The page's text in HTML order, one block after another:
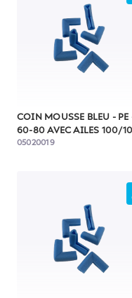
COIN MOUSSE BLEU - PE
60-80 AVEC AILES 100/
05020019